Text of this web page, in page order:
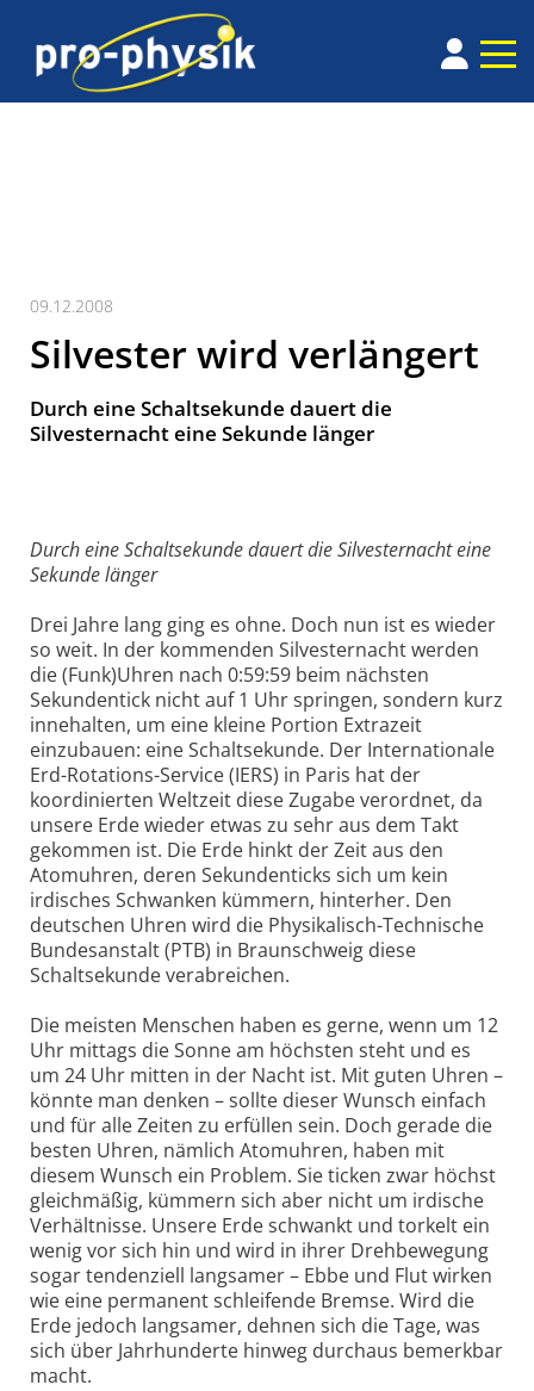
09.12.2008
Silvester wird verlängert
Durch eine Schaltsekunde dauert die
Silvesternacht eine Sekunde länger
Durch eine Schaltsekunde dauert die Silvesternacht eine
Sekunde länger
Drei Jahre lang ging es ohne. Doch nun ist es wieder
so weit. In der kommenden Silvesternacht werden
die (Funk)Uhren nach 0:59:59 beim nächsten
Sekundentick nicht auf 1 Uhr springen, sondern kurz
innehalten, um eine kleine Portion Extrazeit
einzubauen: eine Schaltsekunde. Der Internationale
Erd-Rotations-Service (IERS) in Paris hat der
koordinierten Weltzeit diese Zugabe verordnet, da
unsere Erde wieder etwas zu sehr aus dem Takt
gekommen ist. Die Erde hinkt der Zeit aus den
Atomuhren, deren Sekundenticks sich um kein
irdisches Schwanken kümmern, hinterher. Den
deutschen Uhren wird die Physikalisch-Technische
Bundesanstalt (PTB) in Braunschweig diese
Schaltsekunde verabreichen.
Die meisten Menschen haben es gerne, wenn um 12
Uhr mittags die Sonne am höchsten steht und es
um 24 Uhr mitten in der Nacht ist. Mit guten Uhren –
könnte man denken – sollte dieser Wunsch einfach
und für alle Zeiten zu erfüllen sein. Doch gerade die
besten Uhren, nämlich Atomuhren, haben mit
diesem Wunsch ein Problem. Sie ticken zwar höchst
gleichmäßig, kümmern sich aber nicht um irdische
Verhältnisse. Unsere Erde schwankt und torkelt ein
wenig vor sich hin und wird in ihrer Drehbewegung
sogar tendenziell langsamer – Ebbe und Flut wirken
wie eine permanent schleifende Bremse. Wird die
Erde jedoch langsamer, dehnen sich die Tage, was
sich über Jahrhunderte hinweg durchaus bemerkbar
macht.